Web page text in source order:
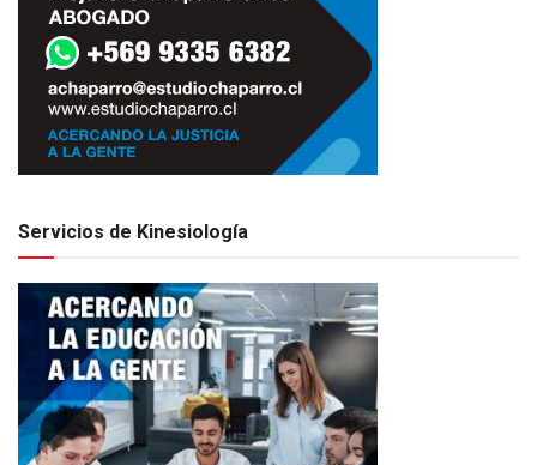
Servicios de Kinesiología